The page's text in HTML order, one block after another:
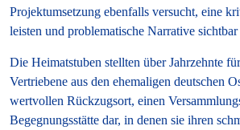
Projektumsetzung ebenfalls versucht, eine
leisten und problematische Narrative sichtbar
Die Heimatstuben stellten über Jahrzehnte
Vertriebene aus den ehemaligen deutschen
wertvollen Rückzugsort, einen
Begegnungsstätte dar, in denen sie ihren